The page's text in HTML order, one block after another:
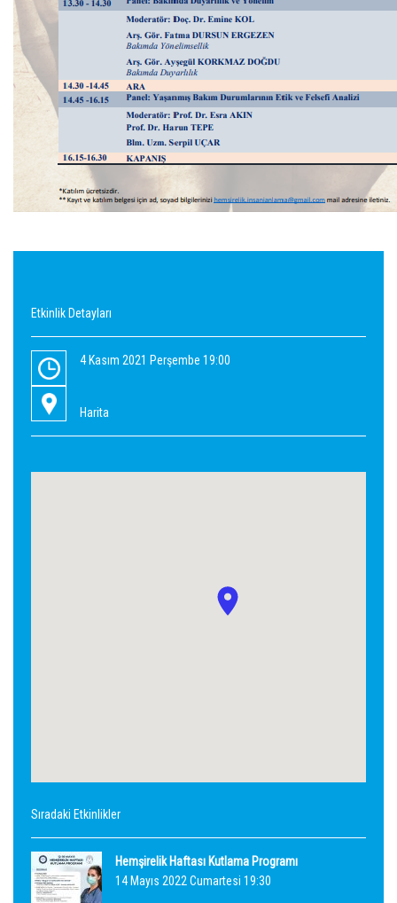
Etkinlik Detayları
4 Kasım 2021 Perşembe 19:00
Harita
Sıradaki Etkinlikler
Hemşirelik Haftası Kutlama Programı
14 Mayıs 2022 Cumartesi 19:30